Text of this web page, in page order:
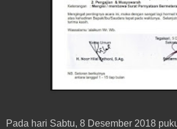
Pada hari Sabtu, 8 Desember 2018